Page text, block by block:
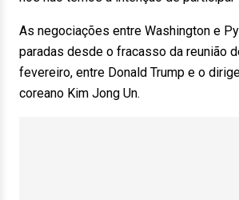
As negociações entre Washington e
paradas desde o fracasso da reunião
fevereiro, entre Donald Trump e o
coreano Kim Jong Un.